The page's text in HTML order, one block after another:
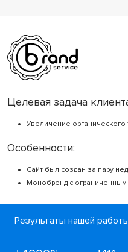
Целевая задача
Увеличение органического
Особенности:
Сайт был создан за пару
Монобренд с ограниченным
Результаты нашей